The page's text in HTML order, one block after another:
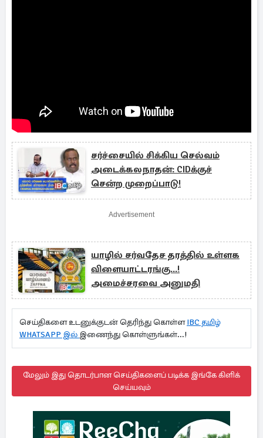
சர்ச்சையில் சிக்கிய செல்வம்
அடைக்கலநாதன்: CIDக்குச்
சென்ற முறைப்பாடு!
Advertisement
யாழில் சர்வதேச தரத்தில் உள்ளக
விளையாட்டரங்கு...!
அமைச்சரவை அனுமதி
செய்திகளை உடனுக்குடன் தெரிந்து கொள்ளIBC தமிழ்
WHATSAPP இல் இணைந்து கொள்ளுங்கள்...!
மேலும் இது தொடர்பான செய்திகளைப் படிக்க இங்கே கிளிக்
செய்யவும்